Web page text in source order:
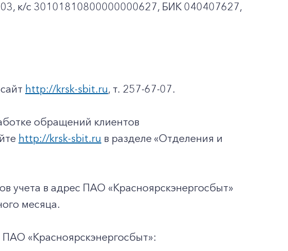
к/c 30101810800000000627, БИК 040407627,
http://krsk-sbit.ru, т. 257-67-07.
обращений клиентов
http://krsk-sbit.ru в разделе «Отделения и
учета в адрес ПАО «Красноярскэнергосбыт»
месяца.
«Красноярскэнергосбыт»: